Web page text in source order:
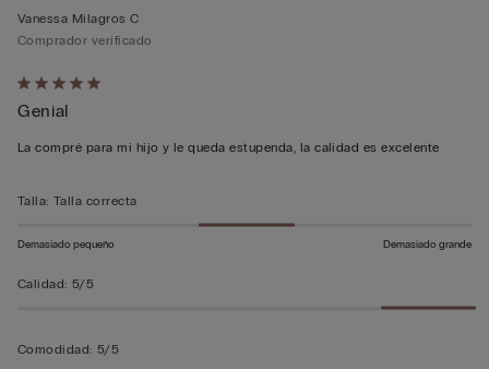
Calificación
de
5
5
Vanessa Milagros C
Comprador verificado
Genial
La compré para mi hijo y le queda estupenda, la calidad es excelente
Talla: Talla correcta
Demasiado pequeño Demasiado grande
Calidad: 5/5
Comodidad: 5/5